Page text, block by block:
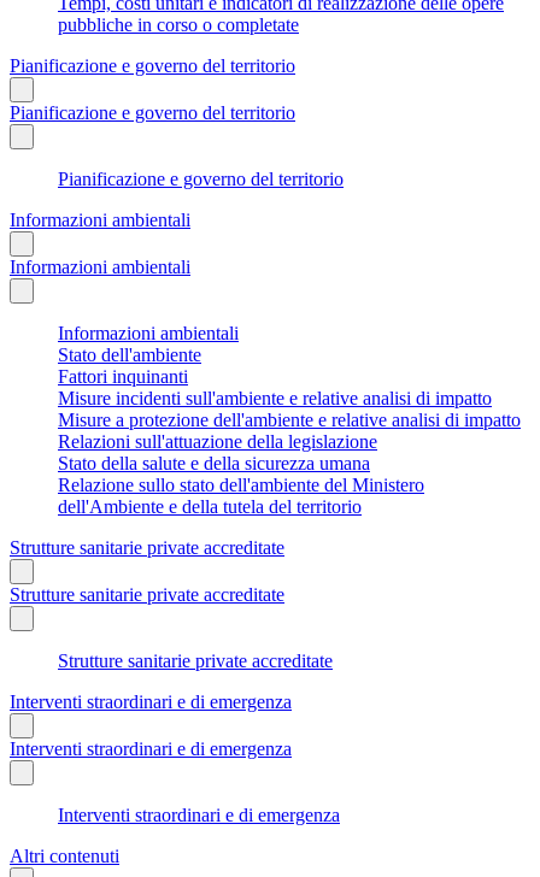
pubbliche in corso o completate
Pianificazione e governo del territorio
Pianificazione e governo del territorio
Pianificazione e governo del territorio
Informazioni ambientali
Informazioni ambientali
Informazioni ambientali
Stato dell'ambiente
Fattori inquinanti
Misure incidenti sull'ambiente e relative analisi di impatto
Misure a protezione dell'ambiente e relative analisi di impatto
Relazioni sull'attuazione della legislazione
Stato della salute e della sicurezza umana
Relazione sullo stato dell'ambiente del Ministero
dell'Ambiente e della tutela del territorio
Strutture sanitarie private accreditate
Strutture sanitarie private accreditate
Strutture sanitarie private accreditate
Interventi straordinari e di emergenza
Interventi straordinari e di emergenza
Interventi straordinari e di emergenza
Altri contenuti